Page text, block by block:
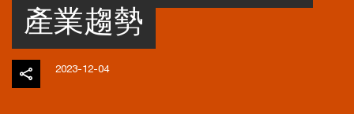
產業趨勢
2023-12-04